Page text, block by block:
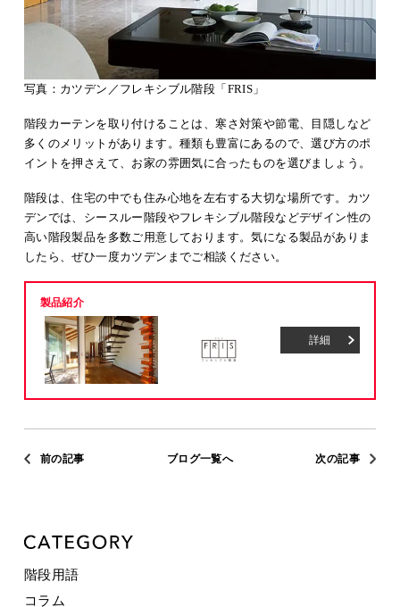
写真：カツデン／フレキシブル階段「FRIS」
階段カーテンを取り付けることは、寒さ対策や節電、目隠しなど
多くのメリットがあります。種類も豊富にあるので、選び方のポ
イントを押さえて、お家の雰囲気に合ったものを選びましょう。
階段は、住宅の中でも住み心地を左右する大切な場所です。カツ
デンでは、シースルー階段やフレキシブル階段などデザイン性の
高い階段製品を多数ご用意しております。気になる製品がありま
したら、ぜひ一度カツデンまでご相談ください。
製品紹介
詳細
前の記事 ブログ一覧へ 次の記事
階段用語
コラム